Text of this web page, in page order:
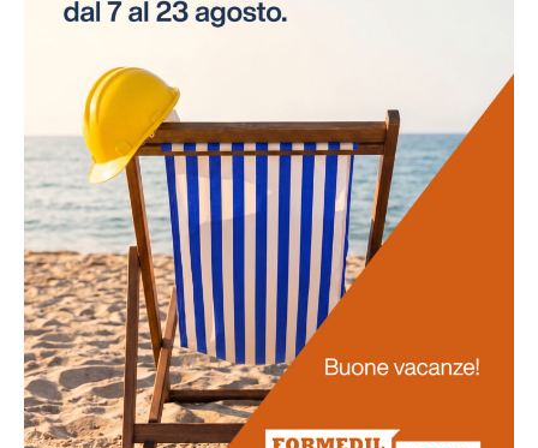
necessità di interruzioni per gli esami. Questo
approccio innovativo non solo risparmia tempo alle
Promozione
della salute
La salute dei lavoratori rappresenta il fulcro di questo
progetto. Favoriamo uno stile di vita salutare tra il
personale e sosteniamo attivamente la prevenzione
delle malattie professionali. Ci impegniamo
nell'obiettivo di potenziare la vostra salute e il vostro